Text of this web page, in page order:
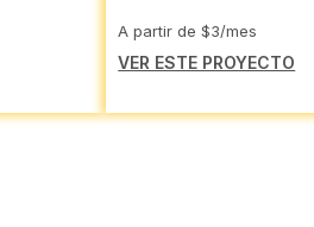
A partir de $3/mes
VER ESTE PROYECTO